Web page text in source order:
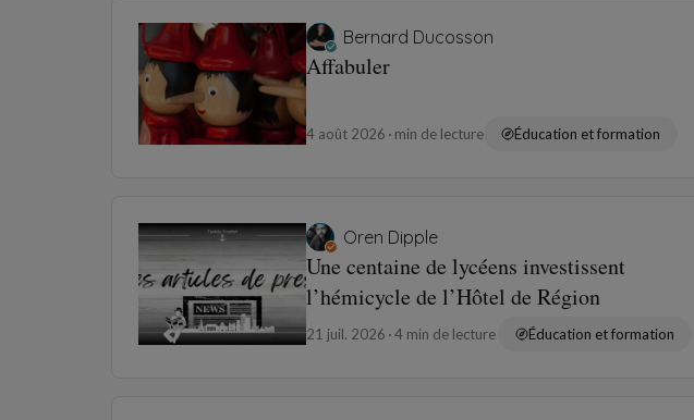
Bernard Ducosson
Affabuler
4 août 2026 min de lecture Éducation et formation
Oren Dipple
Une centaine de lycéens investissent
l’hémicycle de l’Hôtel de Région
21 juil. 2026 4 min de lecture Éducation et formation